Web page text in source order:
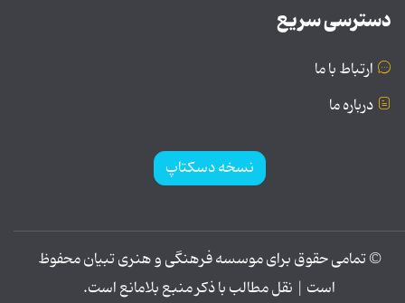
دسترسی سریع
ارتباط با ما
درباره ما
نسخه دسکتاپ
© تمامی حقوق برای موسسه فرهنگی و هنری تبیان محفوظ
است | نقل مطالب با ذکر منبع بلامانع است.